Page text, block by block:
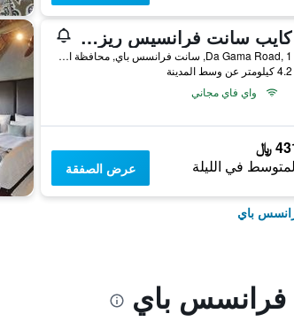
كايب سانت فرانسيس ريزورت
Da Gama Road, 1, سانت فرانسس باي, محافظة الكاب الشرقية, جنوب أفريقيا
4.2 كيلومتر عن وسط المدينة
واي فاي مجاني
﷼
في الليلة عرض الصفقة
باي
باي